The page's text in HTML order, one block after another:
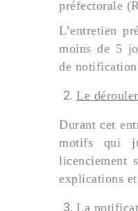
préfectorale
L’entretien
moins de 5
de
Le
Durant cet
motifs qui
licenciement
explications
La